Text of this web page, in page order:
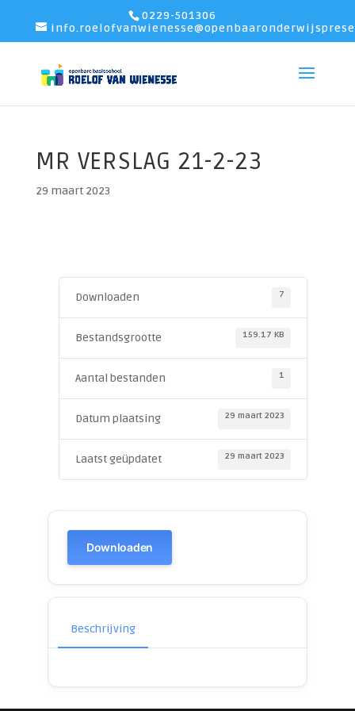
0229-501306
MR VERSLAG 21-2-23
29 maart 2023
Downloaden 7
Bestandsgrootte 159.17 KB
Aantal bestanden 1
Datum plaatsing 29 maart 2023
Laatst geüpdatet 29 maart 2023
Downloaden
Beschrijving